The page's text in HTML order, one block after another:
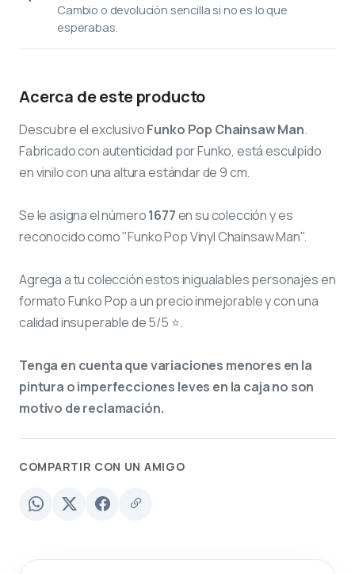
Cambio o devolución sencilla si no es lo que
esperabas.
Acerca de este producto
Descubre el exclusivoFunko Pop Chainsaw Man.
Fabricado con autenticidad por Funko, está esculpido
en vinilo con una altura estándar de 9 cm.
Se le asigna el número1677en su colección y es
reconocido como "Funko Pop Vinyl Chainsaw Man".
Agrega a tu colección estos inigualables personajes en
formato Funko Pop a un precio inmejorable y con una
calidad insuperable de 5/5 ⭐.
Tenga en cuenta que variaciones menores en la
pintura o imperfecciones leves en la caja no son
motivo de reclamación.
COMPARTIR CON UN AMIGO